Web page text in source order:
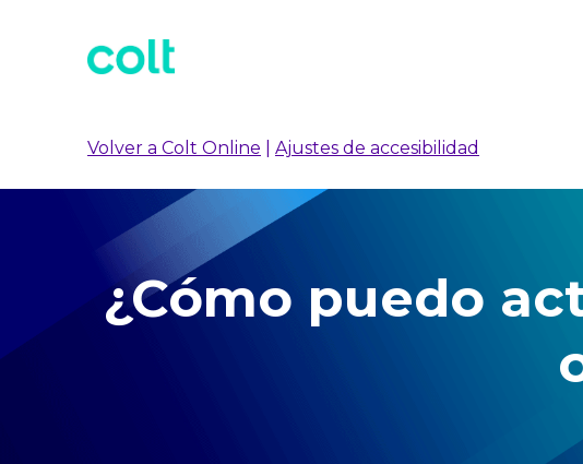
Volver a Colt Online Ajustes de accesibilidad
¿Cómo puedo